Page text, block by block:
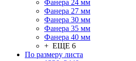
Фанера 24 мм
Фанера 27 мм
Фанера 30 мм
Фанера 35 мм
Фанера 40 мм
+ ЕЩЕ 6
По размеру листа